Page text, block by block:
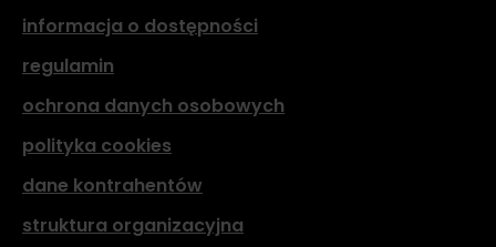
informacja o dostępności
regulamin
ochrona danych osobowych
polityka cookies
dane kontrahentów
struktura organizacyjna